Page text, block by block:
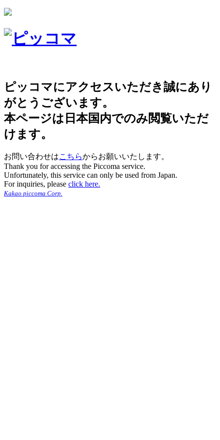
ピッコマにアクセスいただき誠にあり
がとうございます。
本ページは日本国内でのみ閲覧いただ
けます。
お問い合わせはこちらからお願いいたします。
Thank you for accessing the Piccoma service.
Unfortunately, this service can only be used from Japan.
For inquiries, please click here.
Kakao piccoma Corp.